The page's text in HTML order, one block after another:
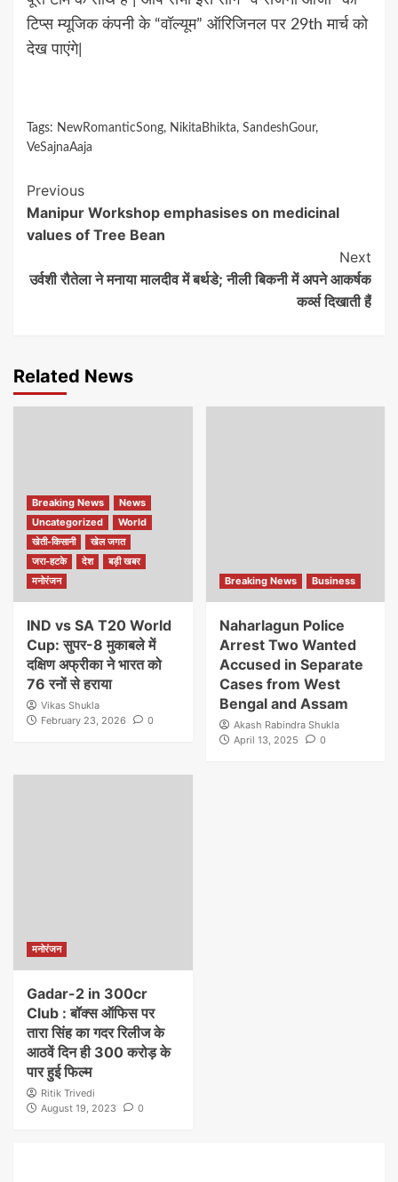
टिप्स म्यूजिक कंपनी के “वॉल्यूम” ऑरिजिनल पर 29th मार्च को
देख पाएंगे|
Tags: NewRomanticSong, NikitaBhikta, SandeshGour,
VeSajnaAaja
Continue
Reading
Previous
Manipur Workshop emphasises on medicinal
values of Tree Bean
Next
उर्वशी रौतेला ने मनाया मालदीव में बर्थडे; नीली बिकनी में अपने आकर्षक
कर्व्स दिखाती हैं
Related News
Breaking News
News
Uncategorized
World
खेती-किसानी
खेल जगत
जरा-हटके
देश
बड़ी खबर
मनोरंजन
IND vs SA T20 World
Cup: सुपर-8 मुकाबले में
दक्षिण अफ्रीका ने भारत को
76 रनों से हराया
Vikas Shukla
February 23, 2026
0
Breaking News Business
Naharlagun Police
Arrest Two Wanted
Accused in Separate
Cases from West
Bengal and Assam
Akash Rabindra Shukla
April 13, 2025
0
मनोरंजन
Gadar-2 in 300cr
Club : बॉक्स ऑफिस पर
तारा सिंह का गदर रिलीज के
आठवें दिन ही 300 करोड़ के
पार हुई फिल्म
Ritik Trivedi
August 19, 2023
0